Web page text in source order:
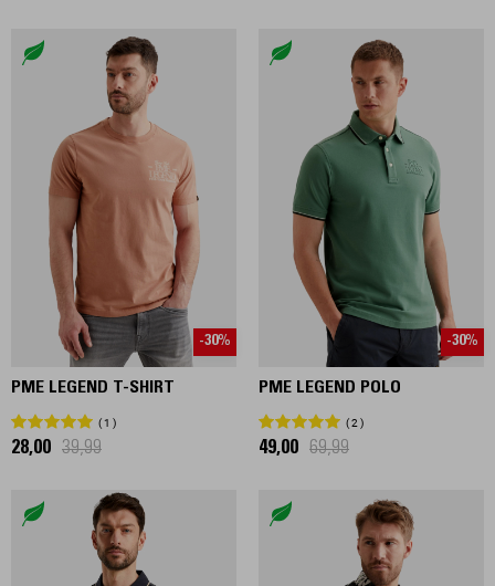
-30%
PME LEGEND T-SHIRT
1
28,00 39,99
-30%
PME LEGEND POLO
2
49,00 69,99